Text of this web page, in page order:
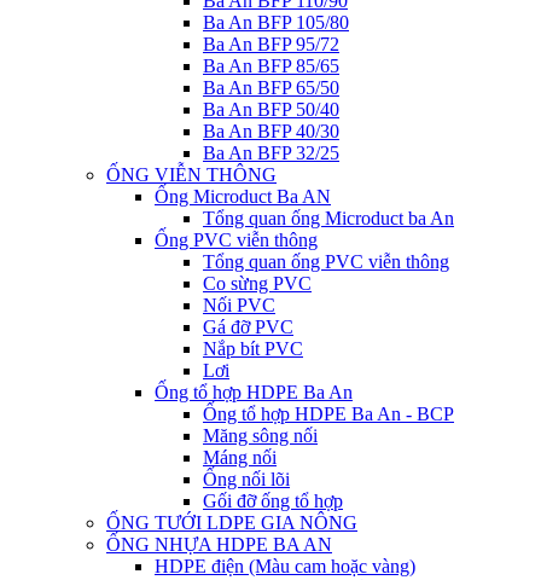
Ba An BFP 105/80
Ba An BFP 95/72
Ba An BFP 85/65
Ba An BFP 65/50
Ba An BFP 50/40
Ba An BFP 40/30
Ba An BFP 32/25
ỐNG VIỄN THÔNG
Ống Microduct Ba AN
Tổng quan ống Microduct ba An
Ống PVC viễn thông
Tổng quan ống PVC viễn thông
Co sừng PVC
Nối PVC
Gá đỡ PVC
Nắp bít PVC
Lơi
Ống tổ hợp HDPE Ba An
Ống tổ hợp HDPE Ba An - BCP
Măng sông nối
Máng nối
Ống nối lõi
Gối đỡ ống tổ hợp
ỐNG TƯỚI LDPE GIA NÔNG
ỐNG NHỰA HDPE BA AN
HDPE điện (Màu cam hoặc vàng)